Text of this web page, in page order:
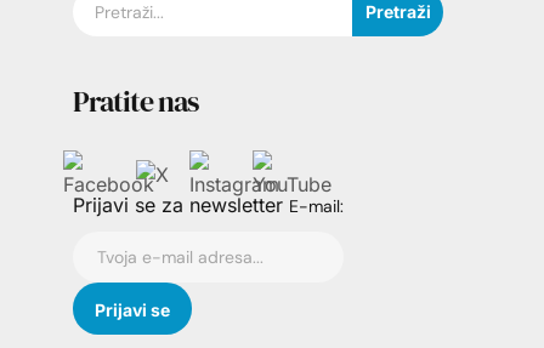
Pretraži
Pratite nas
Prijavi se za newsletter E-mail: